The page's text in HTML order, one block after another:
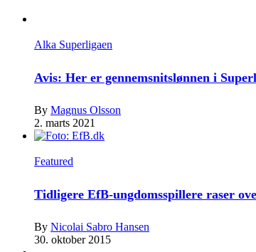
Alka Superligaen
Avis: Her er gennemsnitslønnen i
By Magnus Olsson
2. marts 2021
Featured
Tidligere EfB-ungdomsspillere raser
By Nicolai Sabro Hansen
30. oktober 2015